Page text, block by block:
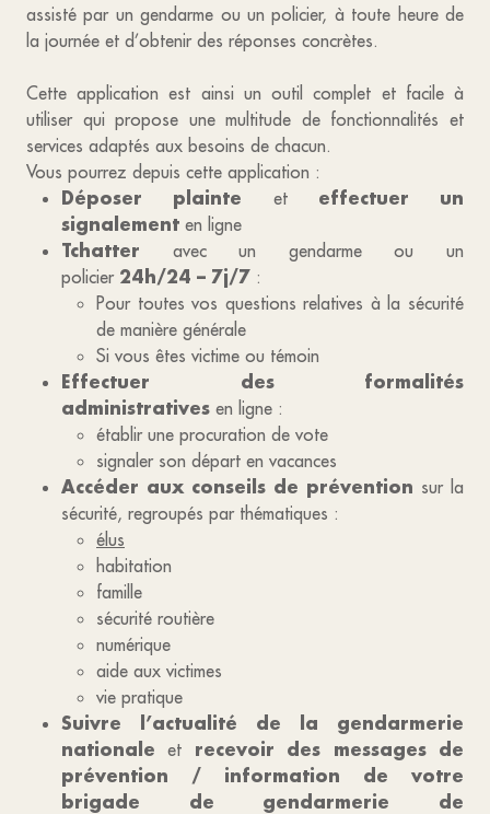
assisté par un gendarme ou un policier, à toute heure de
la journée et d’obtenir des réponses concrètes.
Cette application est ainsi un outil complet et facile à
utiliser qui propose une multitude de fonctionnalités et
services adaptés aux besoins de chacun.
Vous pourrez depuis cette application :
Déposer plainte et effectuer un
signalement en ligne
Tchatter avec un gendarme ou un
policier 24h/24 – 7j/7 :
Pour toutes vos questions relatives à la sécurité
de manière générale
Si vous êtes victime ou témoin
Effectuer desformalités
administratives en ligne :
établir une procuration de vote
signaler son départ en vacances
Accéder aux conseils de prévention sur la
sécurité, regroupés par thématiques :
élus
habitation
famille
sécurité routière
numérique
aide aux victimes
vie pratique
Suivre l’actualité de l a gendarmerie
nationale et recevoir des messages de
prévention / information de votre
brigade de gendarmerie de